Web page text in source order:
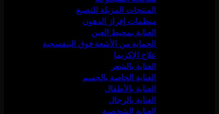
المنتجات المزيلة للتصبغ
منظمات إفراز الدهون
العناية بمحيط العين
الحماية من الأشعة فوق البنفسجية
علاج الإكزيما
العناية بالشعر
العناية الخاصة بالجسم
العناية بالأطفال
العناية بالرجال
العناية الشخصية